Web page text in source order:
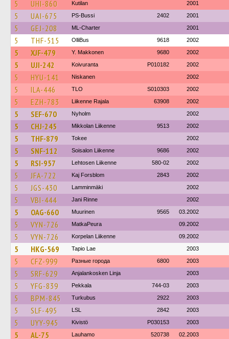
5 UHI-860 Kutilan 2001
5 UAI-675 PS-Bussi 2402 2001
5 GEJ-208 ML-Charter 2001
5 THF-515 OlliBus 9618 2002
5 XJF-479 Y. Makkonen 9680 2002
5 UJI-242 Koivuranta P010182 2002
5 HYU-141 Niskanen 2002
5 ILA-446 TLO S010303 2002
5 EZH-783 Liikenne Rajala 63908 2002
5 SEF-670 Nyholm 2002
5 CHJ-245 Mikkolan Liikenne 9513 2002
5 THF-879 Tokee 2002
5 SNF-112 Soisalon Liikenne 9686 2002
5 RSI-957 Lehtosen Liikenne 580-02 2002
5 JFA-722 Kaj Forsblom 2843 2002
5 JGS-430 Lamminmäki 2002
5 VBI-444 Jani Rinne 2002
5 OAG-660 Muurinen 9565 03.2002
5 VYN-726 MatkaPeura 09.2002
5 VYN-726 Korpelan Liikenne 09.2002
5 HKG-569 Tapio Lae 2003
5 CFZ-999 Разные города 6800 2003
5 SRF-629 Anjalankosken Linja 2003
5 YFG-839 Pekkala 744-03 2003
5 BPM-845 Turkubus 2922 2003
5 SLF-495 LSL 2842 2003
5 UYY-945 Kivistö P030153 2003
5 AL-75 Lauhamo 520738 02.2003